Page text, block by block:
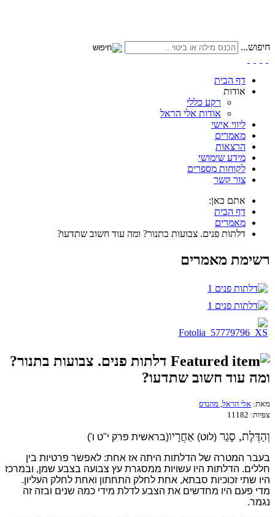
חיפוש...
דף הבית
אודות
רקע כללי
אודות אלי הראל
ליווי אישי
מאמרים
הרצאות
מידע שימושי
לקוחות מספרים
צור קשר
אתם כאן:
דף הבית
מאמרים
דלתות פנים. צבועות בתנור? ומה עוד חשוב שתדעו?
רשימת מאמרים
דלתות פנים. צבועות בתנור?
ומה עוד חשוב שתדעו?
מאת: אלי הראל, מהנדס
צפיות: 11182
וְהַדֶּלֶת, סָגַר (לוט) אַחֲרָיו(בראשית פרק י"ט ו')
בעבר המטרה של הדלתות היתה אז אחת: לאפשר פרטיות בין
חללים. הדלתות היו עשויות ממסגרת עץ צבועה בצבע שמן, ובמרכז
היו שתי זכוכיות סבתא, אחת לחלק התחתון ואחת לחלק העליון.
מדי פעם היו מחדשים את הצבע לדלת מידי כמה שנים ובזה זה
נגמר.